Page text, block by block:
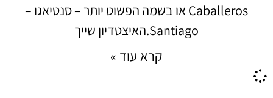
Caballeros או בשמה הפשוט יותר – סנטיאגו –
Santiago.האיצטדיון שייך
קרא עוד »